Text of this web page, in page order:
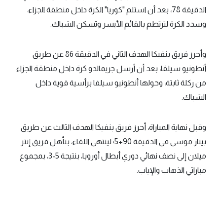
الدقيقة 78، بعد أن استلم "كوريا" الكرة داخل منطقة الجزاء،
وسدد الكرة لترتطم بالقائم الأيسر وتسكن الشباك.
وأحرز فريق بنفيكا الهدف الثاني في الدقيقة 86 عن طريق
أنطونيو سيلفا، بعد أن أرسل جريمالدو كرة داخل منطقة الجزاء
من ركلة ثابتة، وحولها أنطونيو سيلفا برأسية قوية داخل
الشباك.
وقبل نهاية المباراة، أحرز فريق بنفيكا الهدف الثالث عن طريق
بيتار موسى في الدقيقة 90+5؛ لينتهي اللقاء، بتأهل فريق إنتر
ميلان إلى نصف نهائي دوري أبطال أوروبا، بنتيجة 5-3، بمجموع
مباراتي الذهاب والإياب.